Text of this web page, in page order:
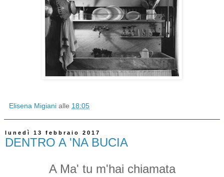
Elisena Migiani alle 18:05
lunedì 13 febbraio 2017
DENTRO A 'NA BUCIA
A Ma' tu m'hai chiamata